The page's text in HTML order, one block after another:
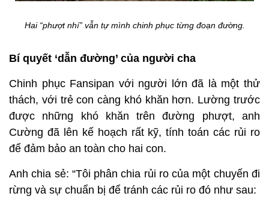
Hai “phượt nhí” vẫn tự mình chinh phục từng đoạn đường.
Bí quyết ‘dẫn đường’ của người cha
Chinh phục Fansipan với người lớn đã là một thử
thách, với trẻ con càng khó khăn hơn. Lường trước
được những khó khăn trên đường phượt, anh
Cường đã lên kế hoạch rất kỹ, tính toán các rủi ro
để đảm bảo an toàn cho hai con.
Anh chia sẻ: “Tôi phân chia rủi ro của một chuyến đi
rừng và sự chuẩn bị để tránh các rủi ro đó như sau: